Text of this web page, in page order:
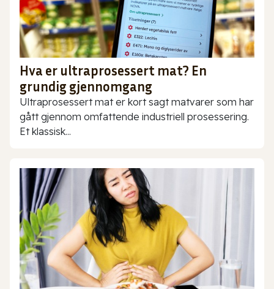
Hva er ultraprosessert mat? En
grundig gjennomgang
Ultraprosessert mat er kort sagt matvarer som har
gått gjennom omfattende industriell prosessering.
Et klassisk...